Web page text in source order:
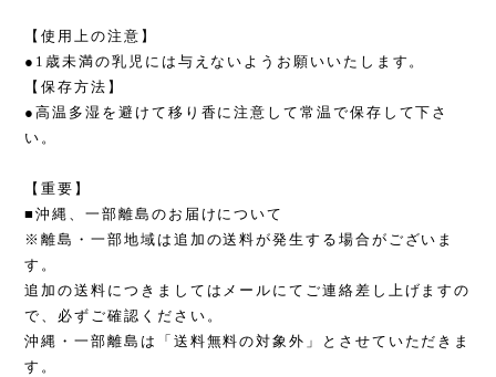
【使用上の注意】
●1歳未満の乳児には与えないようお願いいたします。
【保存方法】
●高温多湿を避けて移り香に注意して常温で保存して下さ
い。
【重要】
■沖縄、一部離島のお届けについて
※離島・一部地域は追加の送料が発生する場合がございま
す。
追加の送料につきましてはメールにてご連絡差し上げますの
で、必ずご確認ください。
沖縄・一部離島は「送料無料の対象外」とさせていただきま
す。